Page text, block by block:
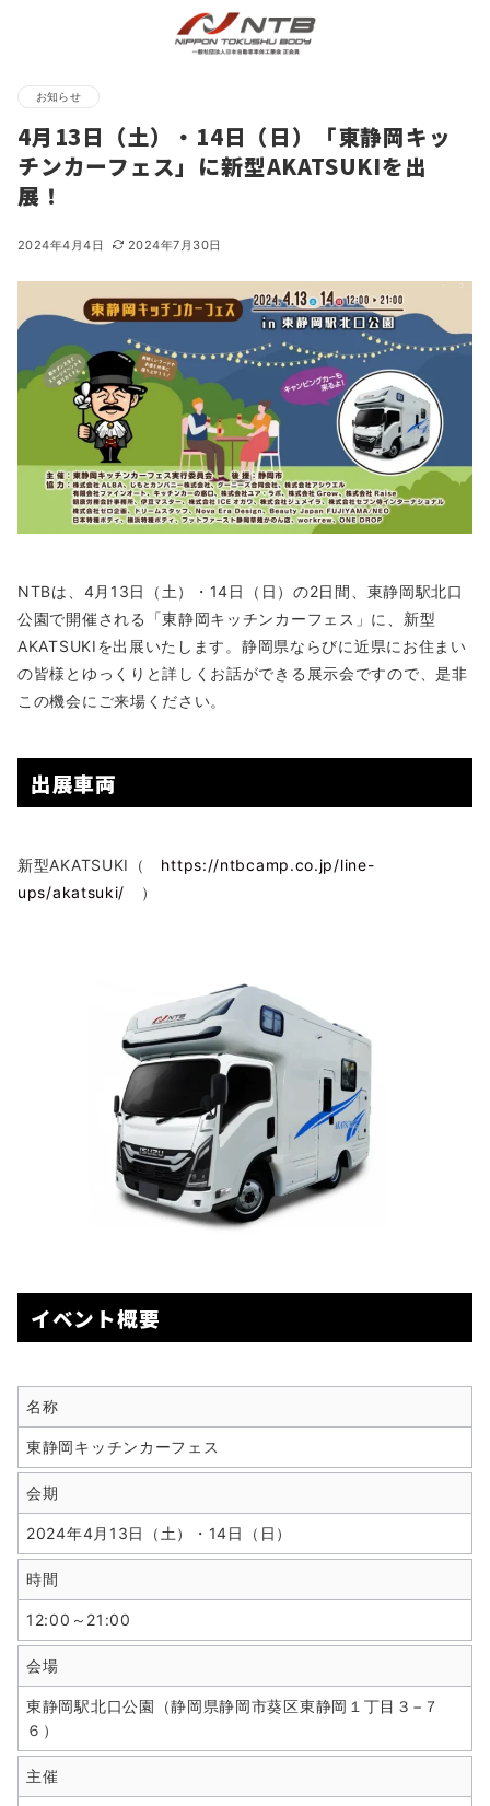
お知らせ
4月13日（土）・14日（日）「東静岡キッ
チンカーフェス」に新型AKATSUKIを出
展！
2024年4月4日 2024年7月30日
NTBは、4月13日（土）・14日（日）の2日間、東静岡駅北口
公園で開催される「東静岡キッチンカーフェス」に、新型
AKATSUKIを出展いたします。静岡県ならびに近県にお住まい
の皆様とゆっくりと詳しくお話ができる展示会ですので、是非
この機会にご来場ください。
出展車両
新型AKATSUKI（ https://ntbcamp.co.jp/line-
ups/akatsuki/ ）
イベント概要
名称
東静岡キッチンカーフェス
会期
2024年4月13日（土）・14日（日）
時間
12:00～21:00
会場
東静岡駅北口公園（静岡県静岡市葵区東静岡１丁目３−７
６）
主催